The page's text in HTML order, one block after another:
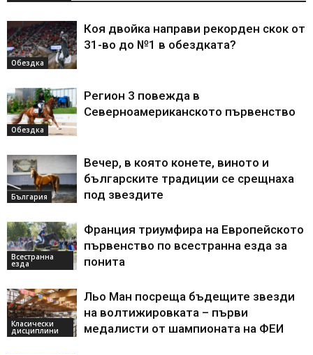
Обездка
Коя двойка направи рекорден скок от
31-во до №1 в обездката?
Обездка
Регион 3 повежда в
Северноамериканското първенство
България
Вечер, в която конете, виното и
българските традиции се срещнаха
под звездите
Всестранна
езда
Франция триумфира на Европейското
първенство по всестранна езда за
понита
Класически
дисциплини
Льо Ман посреща бъдещите звезди
на волтижировката – първи
медалисти от шампионата на ФЕИ